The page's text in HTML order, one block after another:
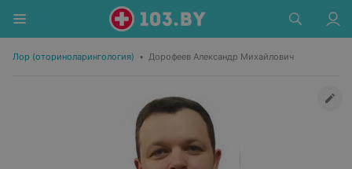
Лор (оториноларингология) • Дорофеев Александр Михайлович